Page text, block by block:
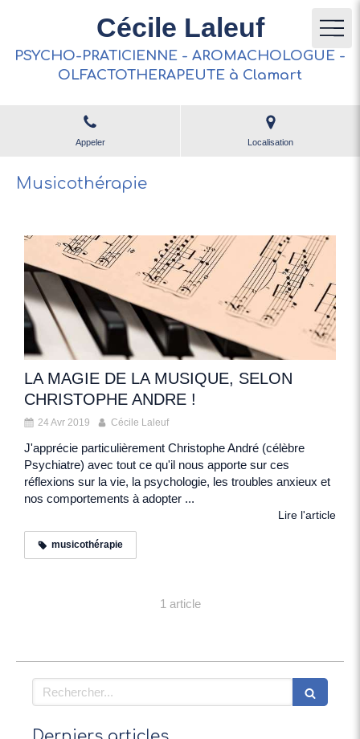
Cécile Laleuf
PSYCHO-PRATICIENNE - AROMACHOLOGUE -
OLFACTOTHERAPEUTE à Clamart
Appeler Localisation
Musicothérapie
LA MAGIE DE LA MUSIQUE, SELON
CHRISTOPHE ANDRE !
24 Avr 2019 Cécile Laleuf
J'apprécie particulièrement Christophe André (célèbre
Psychiatre) avec tout ce qu'il nous apporte sur ces
réflexions sur la vie, la psychologie, les troubles anxieux et
nos comportements à adopter ...
Lire l'article
musicothérapie
1 article
Rechercher